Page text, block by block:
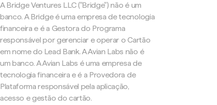
A Bridge Ventures LLC ("Bridge") não é um
banco. A Bridge é uma empresa de tecnologia
financeira e é a Gestora do Programa
responsável por gerenciar e operar o Cartão
em nome do Lead Bank. A Avian Labs não é
um banco. A Avian Labs é uma empresa de
tecnologia financeira e é a Provedora de
Plataforma responsável pela aplicação,
acesso e gestão do cartão.